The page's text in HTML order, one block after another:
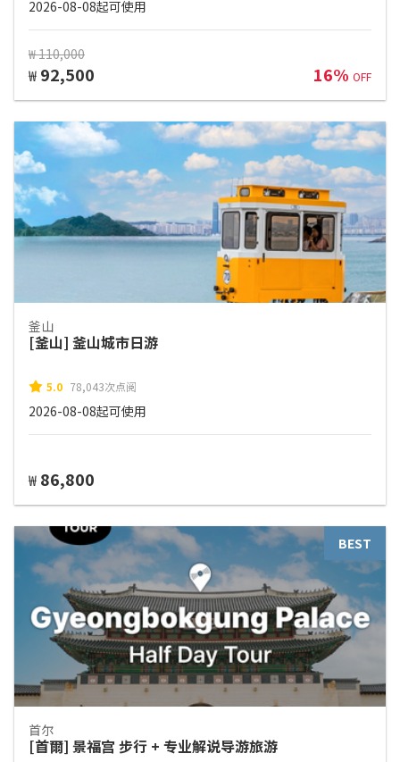
2026-08-08起可使用
₩ 110,000
₩ 92,500 16% OFF
釜山
[釜山] 釜山城市日游
5.0 78,043次点阅
2026-08-08起可使用
₩ 86,800
BEST
首尔
[首爾] 景福宫 步行 + 专业解说导游旅游